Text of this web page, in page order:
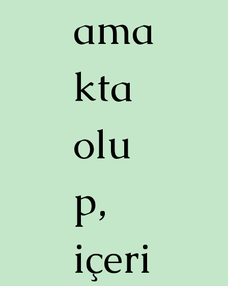
ama
kta
olu
p,
içeri